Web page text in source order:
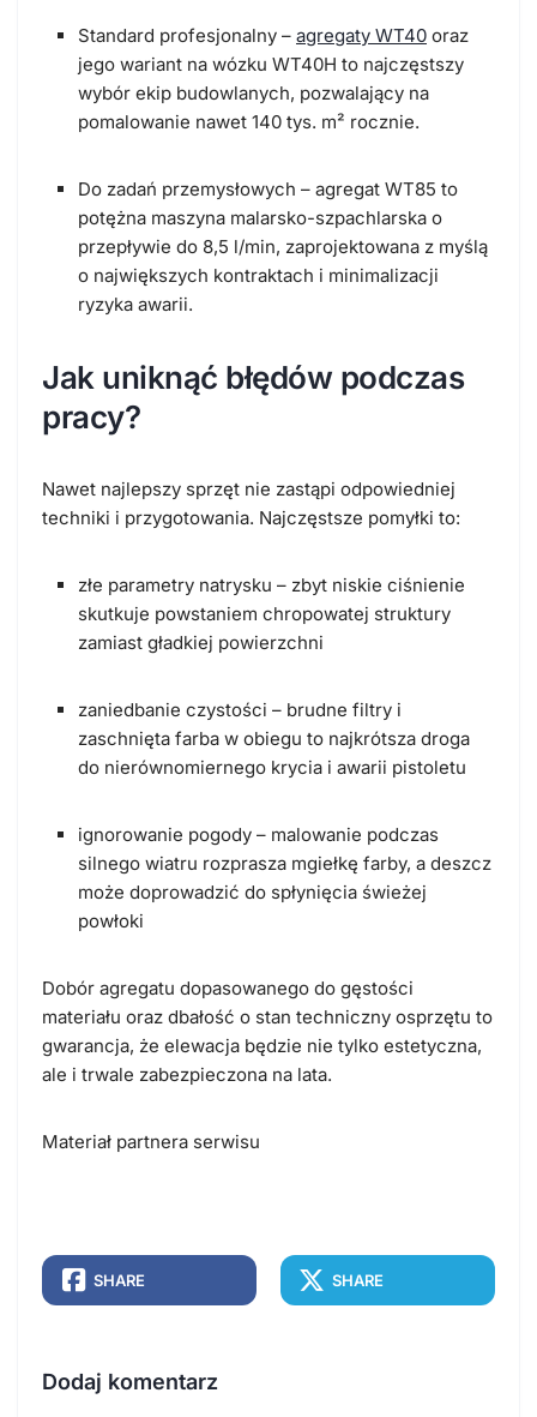
Standard profesjonalny – agregaty WT40 oraz
jego wariant na wózku WT40H to najczęstszy
wybór ekip budowlanych, pozwalający na
pomalowanie nawet 140 tys. m² rocznie.
Do zadań przemysłowych – agregat WT85 to
potężna maszyna malarsko-szpachlarska o
przepływie do 8,5 l/min, zaprojektowana z myślą
o największych kontraktach i minimalizacji
ryzyka awarii.
Jak uniknąć błędów podczas
pracy?
Nawet najlepszy sprzęt nie zastąpi odpowiedniej
techniki i przygotowania. Najczęstsze pomyłki to:
złe parametry natrysku – zbyt niskie ciśnienie
skutkuje powstaniem chropowatej struktury
zamiast gładkiej powierzchni
zaniedbanie czystości – brudne filtry i
zaschnięta farba w obiegu to najkrótsza droga
do nierównomiernego krycia i awarii pistoletu
ignorowanie pogody – malowanie podczas
silnego wiatru rozprasza mgiełkę farby, a deszcz
może doprowadzić do spłynięcia świeżej
powłoki
Dobór agregatu dopasowanego do gęstości
materiału oraz dbałość o stan techniczny osprzętu to
gwarancja, że elewacja będzie nie tylko estetyczna,
ale i trwale zabezpieczona na lata.
Materiał partnera serwisu
SHARE SHARE
Dodaj komentarz